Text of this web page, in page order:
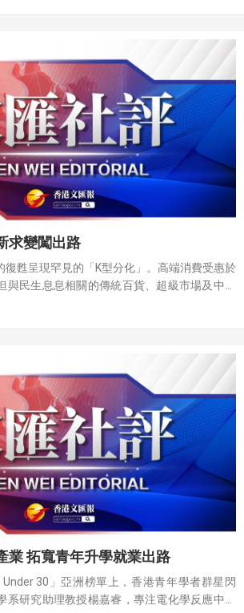
求變闖出路
復甦呈現罕見的「K型分化」。高端消費受惠於
與民生息息相關的傳統百貨、超級市場及中式
會一份報告指出，本港餐飲業的整體表現仍未
數目下跌9%，其中粵式酒樓菜館的跌幅最為顯
酒吧及酒廊，以及涼茶舖的數目，亦錄得雙位
構建多元高增值產業 拓寬青年升學就業出路
30」亞洲榜單上，香港青年學者群星閃
系研究助理教授楊嘉睿，專注電化學反應中的